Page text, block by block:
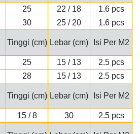
25 22 / 18
1.6 pcs
30 25 / 20
1.6 pcs
Tinggi (cm) Lebar (cm) Isi Per M2
25 15 / 13
2.5 pcs
28 15 / 13
2.5 pcs
Tinggi (cm) Lebar (cm) Isi Per M2
15 / 8 30
2.5 pcs